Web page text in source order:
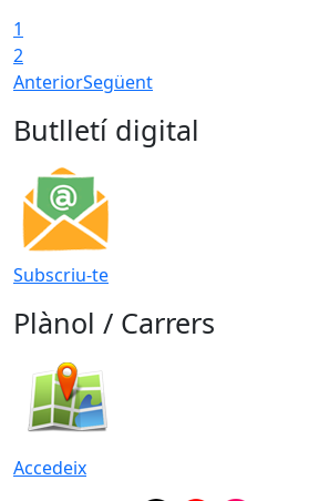
1
2
AnteriorSegüent
Butlletí digital
Subscriu-te
Plànol / Carrers
Accedeix